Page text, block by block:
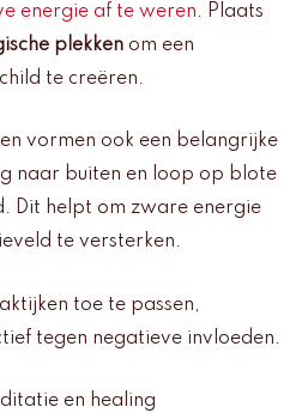
energie af te weren. Plaats
plekken om een
te creëren.
vormen ook een belangrijke
naar buiten en loop op blote
Dit helpt om zware energie
te versterken.
toe te passen,
tegen negatieve invloeden.
en healing